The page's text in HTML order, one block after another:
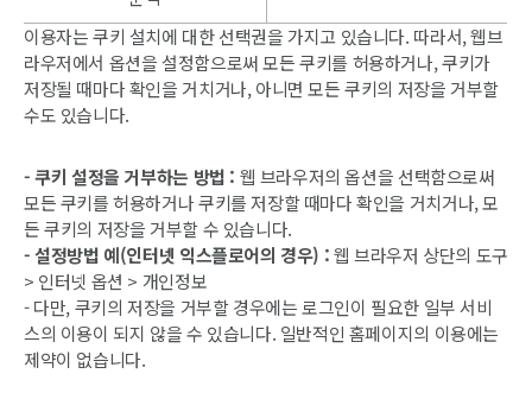
이용자는 쿠키 설치에 대한 선택권을 가지고 있습니다. 따라서, 웹브
라우저에서 옵션을 설정함으로써 모든 쿠키를 허용하거나, 쿠키가
저장될 때마다 확인을 거치거나, 아니면 모든 쿠키의 저장을 거부할
수도 있습니다.
- 쿠키 설정을 거부하는 방법 : 웹 브라우저의 옵션을 선택함으로써
모든 쿠키를 허용하거나 쿠키를 저장할 때마다 확인을 거치거나, 모
든 쿠키의 저장을 거부할 수 있습니다.
- 설정방법 예(인터넷 익스플로어의 경우) :웹 브라우저 상단의 도구
> 인터넷 옵션 > 개인정보
- 다만, 쿠키의 저장을 거부할 경우에는 로그인이 필요한 일부 서비
스의 이용이 되지 않을 수 있습니다. 일반적인 홈페이지의 이용에는
제약이 없습니다.